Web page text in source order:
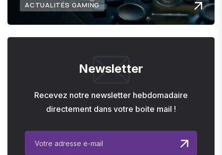
ACTUALITÉS GAMING
Newsletter
Recevez notre newsletter hebdomadaire
directement dans votre boite mail !